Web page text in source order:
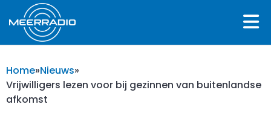
Home»Nieuws»
Vrijwilligers lezen voor bij gezinnen van buitenlandse
afkomst